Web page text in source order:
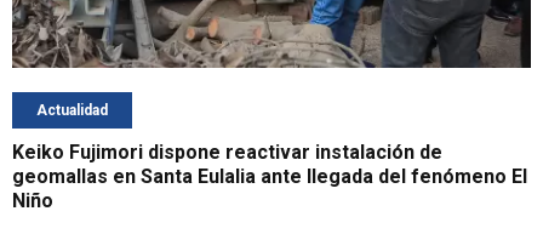
Actualidad
Keiko Fujimori dispone reactivar instalación de
geomallas en Santa Eulalia ante llegada del fenómeno El
Niño